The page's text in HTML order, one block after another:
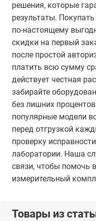
решения, которые
результаты.
по-настоящему
скидки на первый
после простой
платить всю сумму
действует честная
забирайте
без лишних
популярные модели
перед отгрузкой
проверку
лаборатории. Наша
связи, чтобы помочь
измерительный
Товары из